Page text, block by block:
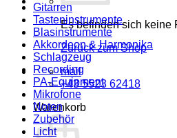
Es befinden sich keine
Zurück zum Shop
mail
+43 5523 62418
Warenkorb
Gitarren
Tasteninstrumente
Blasinstrumente
Akkordeon & Harmonika
Schlagzeug
Recording
PA-Equipment
Mikrofone
Noten
Zubehör
Licht